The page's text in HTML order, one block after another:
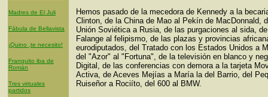
Madres de El Juli
Fábula de Bellavista
¡Quino ,te necesito!
Franquito iba de
Román
Tres virtuales
partidos
Hemos pasado de la mecedora de Kennedy a la
Clinton, de la China de Mao al Pekín de MacDonnald,
Unión Soviética a Rusia, de las purgaciones al sida,
Falange al felipismo, de las plazas y provincias
eurodiputados, del Tratado con los Estados Unidos a
del "Azor" al "Fortuna", de la televisión en blanco y
Digital, de las conferencias con demora a la tarjeta
Activa, de Aceves Mejías a María la del Barrio, del
Ruiseñor a Rociíto, del 600 al BMW.